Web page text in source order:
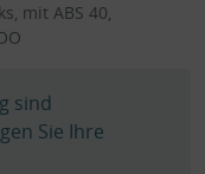
mit ABS 40,
sind
Sie Ihre